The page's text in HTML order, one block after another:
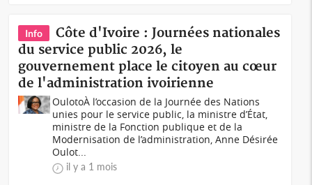
Info
Côte d'Ivoire : Journées nationales
du service public 2026, le
gouvernement place le citoyen au cœur
de l'administration ivoirienne
OulotoÀ l’occasion de la Journée des Nations
unies pour le service public, la ministre d’État,
ministre de la Fonction publique et de la
Modernisation de l’administration, Anne Désirée
Oulot...
il y a 1 mois